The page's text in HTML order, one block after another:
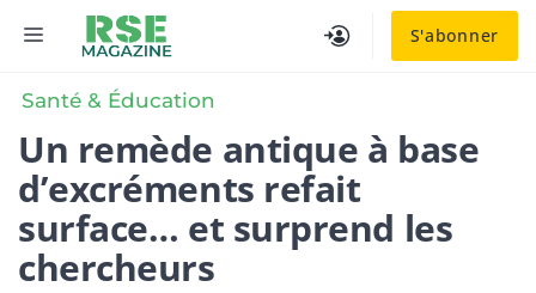
S'abonner
MENU
Santé & Éducation
Un remède antique à base
d’excréments refait
surface… et surprend les
chercheurs